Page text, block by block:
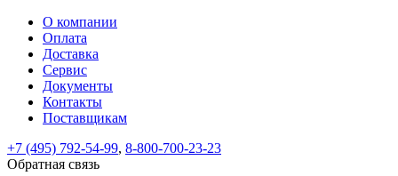
ВходРегистрация
Только
test@example.com
отправлена
по
ней
для
Только
Восстановление
пароля
Заполните
форму.
Мы
отправим
На
вашу
test@test.ru
отправлена
Введите
новый
пароль
Пароль
успешно
Обратная
связь
Ваше
сообщение
успешно
О компании
Оплата
Доставка
Сервис
Документы
Контакты
Поставщикам
+7 (495) 792-54-99, 8-800-700-23-23
Обратная связь